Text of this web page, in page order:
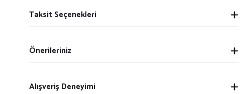
Taksit Seçenekleri
Önerileriniz
Alışveriş Deneyimi